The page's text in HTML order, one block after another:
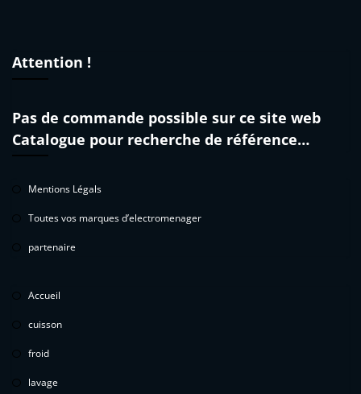
Attention !
Pas de commande possible sur ce site web
Catalogue pour recherche de référence…
Mentions Légals
Toutes vos marques d’electromenager
partenaire
Accueil
cuisson
froid
lavage